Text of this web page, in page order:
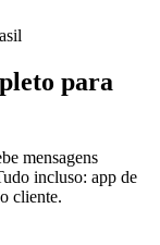
para
mensagens
incluso: app de
cliente.